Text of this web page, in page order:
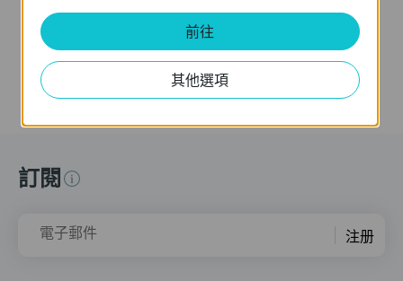
Notes:
Support CAP300, CAP1750, CAP300-outdoor, CAP1200
You may need to upgrade the AC Controller with the lasted
AC database to get full support of the new delivered CAPs.
訂閱
電子郵件 注册
前往
其他選項